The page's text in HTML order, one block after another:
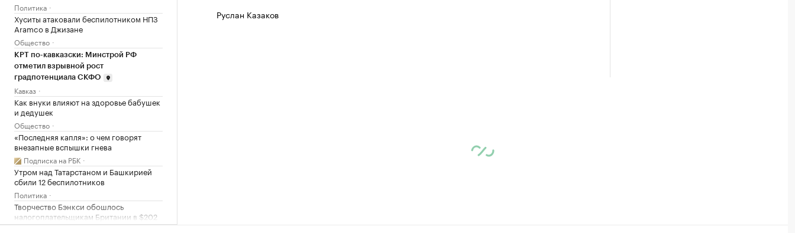
Политика
Хуситы атаковали беспилотником НПЗ
Aramco в Джизане
Общество
КРТ по-кавказски: Минстрой РФ
отметил взрывной рост
градпотенциала СКФО
Кавказ
Как внуки влияют на здоровье бабушек
и дедушек
Общество
«Последняя капля»: о чем говорят
внезапные вспышки гнева
Подписка на РБК
Утром над Татарстаном и Башкирией
сбили 12 беспилотников
Политика
Творчество Бэнкси обошлось
налогоплательщикам Британии в $202
тыс.
Руслан Казаков